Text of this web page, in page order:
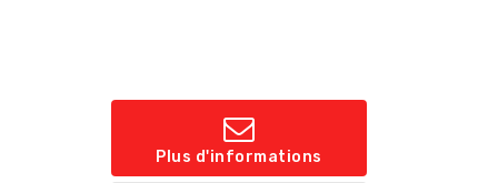
Plus d'informations